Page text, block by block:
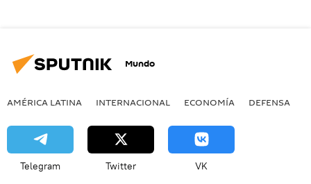
Mundo
AMÉRICA LATINA INTERNACIONAL ECONOMÍA DEFENSA
Telegram Twitter VK